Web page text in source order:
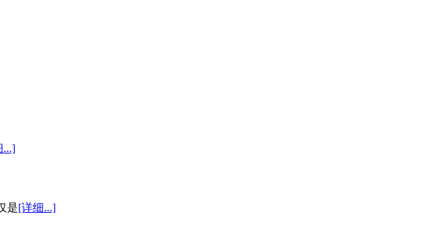
...]
是[详细...]